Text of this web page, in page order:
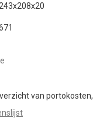
243x208x20
van portokosten,